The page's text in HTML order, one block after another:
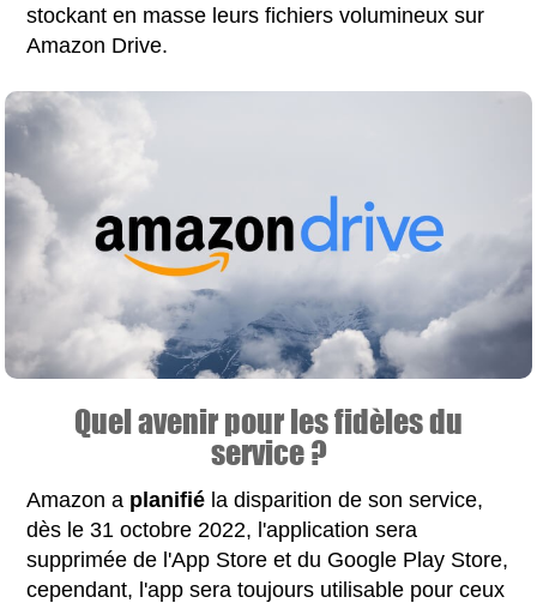
stockant en masse leurs fichiers volumineux sur
Amazon Drive.
Quel avenir pour les fidèles du
service ?
Amazon a planifié la disparition de son service,
dès le 31 octobre 2022, l'application sera
supprimée de l'App Store et du Google Play Store,
cependant, l'app sera toujours utilisable pour ceux